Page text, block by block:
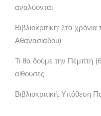
αναλύονται
Βιβλιοκριτική: Στα
Αθανασιάδου)
Τι θα δούμε την Πέμπτη
αίθουσες
Βιβλιοκριτική: Υπόθεση